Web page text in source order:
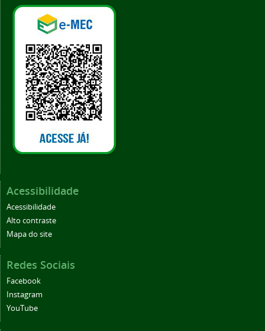
Acessibilidade
Acessibilidade
Alto contraste
Mapa do site
Redes Sociais
Facebook
Instagram
YouTube